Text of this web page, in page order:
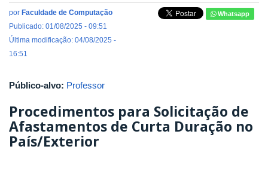
por Faculdade de Computação
Publicado: 01/08/2025 - 09:51
Última modificação: 04/08/2025 -
16:51
Whatsapp
Público-alvo: Professor
Procedimentos para Solicitação de
Afastamentos de Curta Duração no
País/Exterior